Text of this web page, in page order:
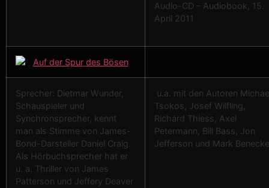
Audio-CD – Audiobook, 15.
April 2011
Sprecher: Dietmar Wunder,
Schauspieler und
Synchronsprecher, kennt
man als Stimme von James-
Bond-Darsteller Daniel Craig.
Als Hörbuchsprecher hat er
u. a. Thriller von James
Patterson und Jeffery Deaver
u.a. mit den Autoren
Tsokos, Josef Wilfling,
Richard Thiess, Axel
Petermann, Bill Bass, Jon
Jefferson und Mark